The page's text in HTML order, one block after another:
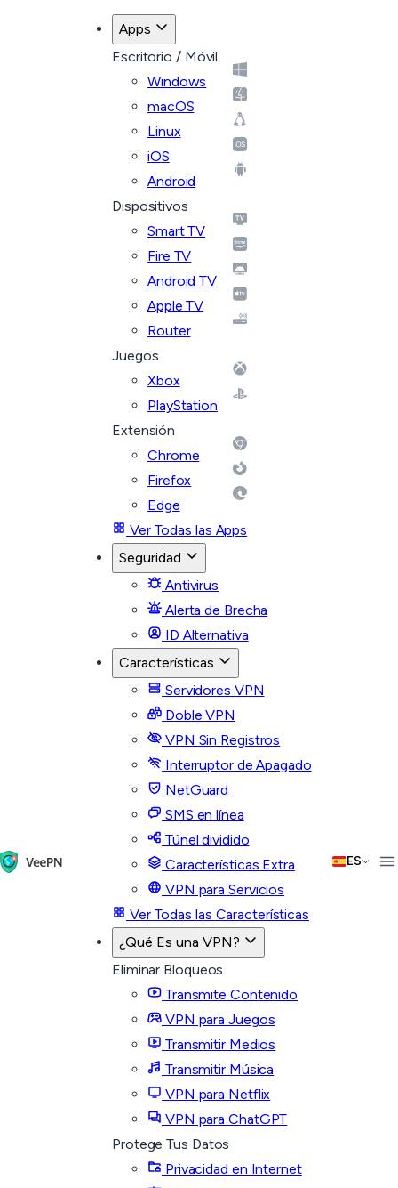
Apps
Escritorio / Móvil
Windows
macOS
Linux
iOS
Android
Dispositivos
Smart TV
Fire TV
Android TV
Apple TV
Router
Juegos
Xbox
PlayStation
Extensión
Chrome
Firefox
Edge
Ver Todas las Apps
Seguridad
Antivirus
Alerta de Brecha
ID Alternativa
Características
Servidores VPN
Doble VPN
VPN Sin Registros
Interruptor de Apagado
NetGuard
SMS en línea
Túnel dividido
Características Extra
VPN para Servicios
Ver Todas las Características
¿Qué Es una VPN?
Eliminar Bloqueos
Transmite Contenido
VPN para Juegos
Transmitir Medios
Transmitir Música
VPN para Netflix
VPN para ChatGPT
Protege Tus Datos
Privacidad en Internet
ES